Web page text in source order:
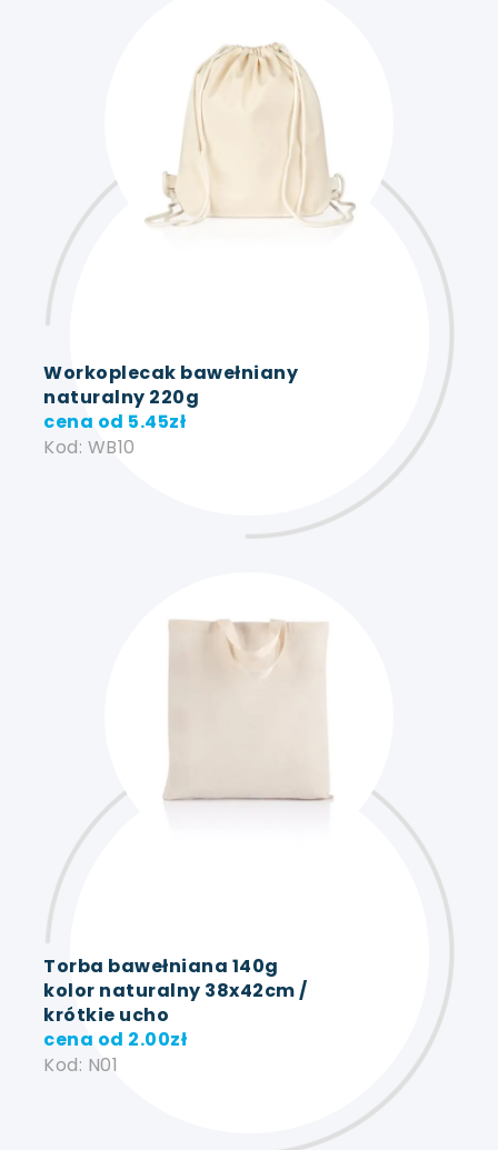
Workoplecak bawełniany
naturalny 220g
cena od 5.45zł
Kod: WB10
Torba bawełniana 140g
kolor naturalny 38x42cm /
krótkie ucho
cena od 2.00zł
Kod: N01